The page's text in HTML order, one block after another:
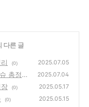
다른 글
(0) 2025.07.05
총정리 2025.07.04
(0) 2025.05.17
(0) 2025.05.15